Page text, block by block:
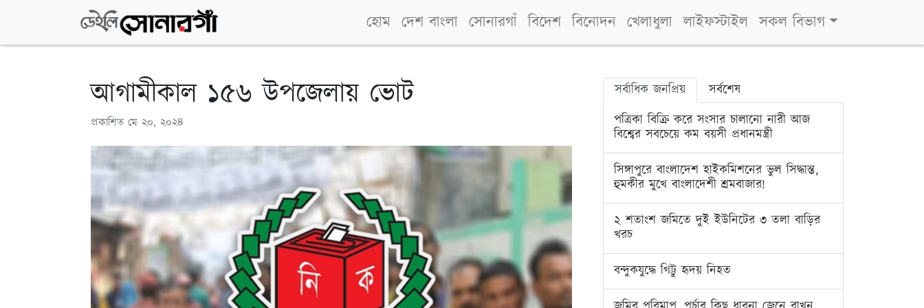
হোম দেশ বাংলা সোনারগাঁ বিদেশ বিনোদন খেলাধুলা লাইফস্টাইল সকল বিভাগ
আগামীকাল ১৫৬ উপজেলায় ভোট
প্রকাশিত মে ২০, ২০২৪
সর্বাধিক জনপ্রিয়
সর্বশেষ
পত্রিকা বিক্রি করে সংসার চালানো নারী আজ
বিশ্বের সবচেয়ে কম বয়সী প্রধানমন্ত্রী
সিঙ্গাপুরে বাংলাদেশ হাইকমিশনের ভুল সিদ্ধান্ত,
হুমকীর মুখে বাংলাদেশী শ্রমবাজার!
২ শতাংশ জমিতে দুই ইউনিটের ৩ তলা বাড়ির
খরচ
বন্দুকযুদ্ধে গিট্টু হৃদয় নিহত